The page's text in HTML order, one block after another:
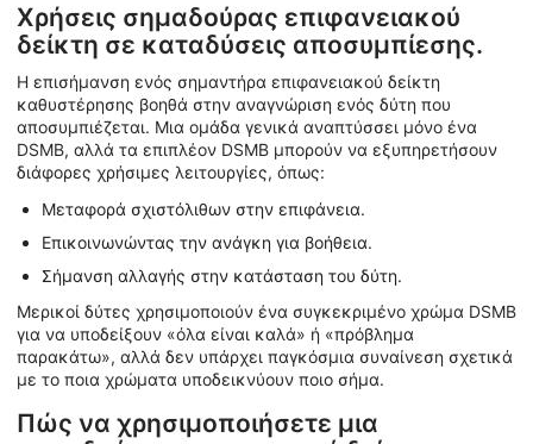
Χρήσεις σημαδούρας επιφανειακού
δείκτη σε καταδύσεις αποσυμπίεσης.
Η επισήμανση ενός σημαντήρα επιφανειακού δείκτη
καθυστέρησης βοηθά στην αναγνώριση ενός δύτη που
αποσυμπιέζεται. Μια ομάδα γενικά αναπτύσσει μόνο ένα
DSMB, αλλά τα επιπλέον DSMB μπορούν να εξυπηρετήσουν
διάφορες χρήσιμες λειτουργίες, όπως:
Μεταφορά σχιστόλιθων στην επιφάνεια.
Επικοινωνώντας την ανάγκη για βοήθεια.
Σήμανση αλλαγής στην κατάσταση του δύτη.
Μερικοί δύτες χρησιμοποιούν ένα συγκεκριμένο χρώμα DSMB
για να υποδείξουν «όλα είναι καλά» ή «πρόβλημα
παρακάτω», αλλά δεν υπάρχει παγκόσμια συναίνεση σχετικά
με το ποια χρώματα υποδεικνύουν ποιο σήμα.
Πώς να χρησιμοποιήσετε μια